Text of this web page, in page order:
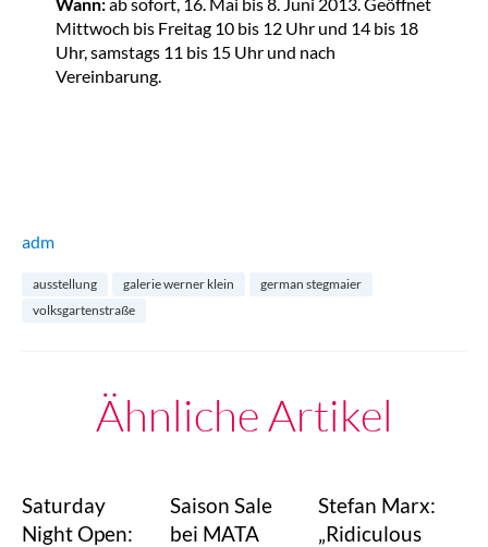
Mittwoch bis Freitag 10 bis 12 Uhr und 14 bis 18
Uhr, samstags 11 bis 15 Uhr und nach
Vereinbarung.
adm
ausstellung galerie werner klein
german stegmaier
volksgartenstraße
Ähnliche Artikel
Saturday
Night Open:
Saison Sale
bei MATA
Stefan Marx:
„Ridiculous